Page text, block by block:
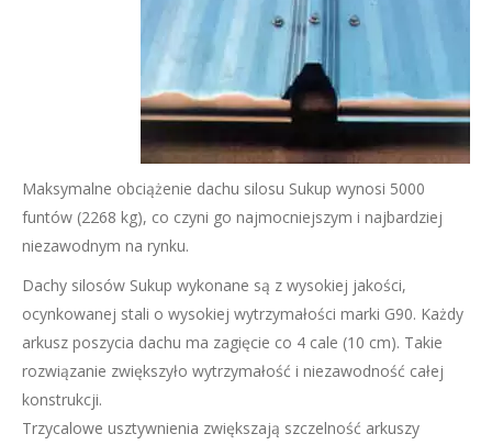
Maksymalne obciążenie dachu silosu Sukup wynosi 5000
funtów (2268 kg), co czyni go najmocniejszym i najbardziej
niezawodnym na rynku.
Dachy silosów Sukup wykonane są z wysokiej jakości,
ocynkowanej stali o wysokiej wytrzymałości marki G90. Każdy
arkusz poszycia dachu ma zagięcie co 4 cale (10 cm). Takie
rozwiązanie zwiększyło wytrzymałość i niezawodność całej
konstrukcji.
Trzycalowe usztywnienia zwiększają szczelność arkuszy